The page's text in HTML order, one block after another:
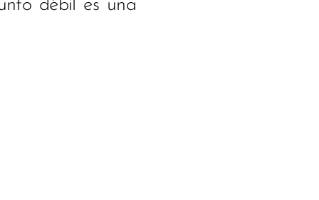
débil es una